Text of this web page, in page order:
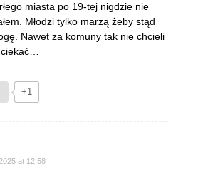
miasta po 19-tej nigdzie nie
Młodzi tylko marzą żeby stąd
Nawet za komuny tak nie chcieli
+1
at 12:58